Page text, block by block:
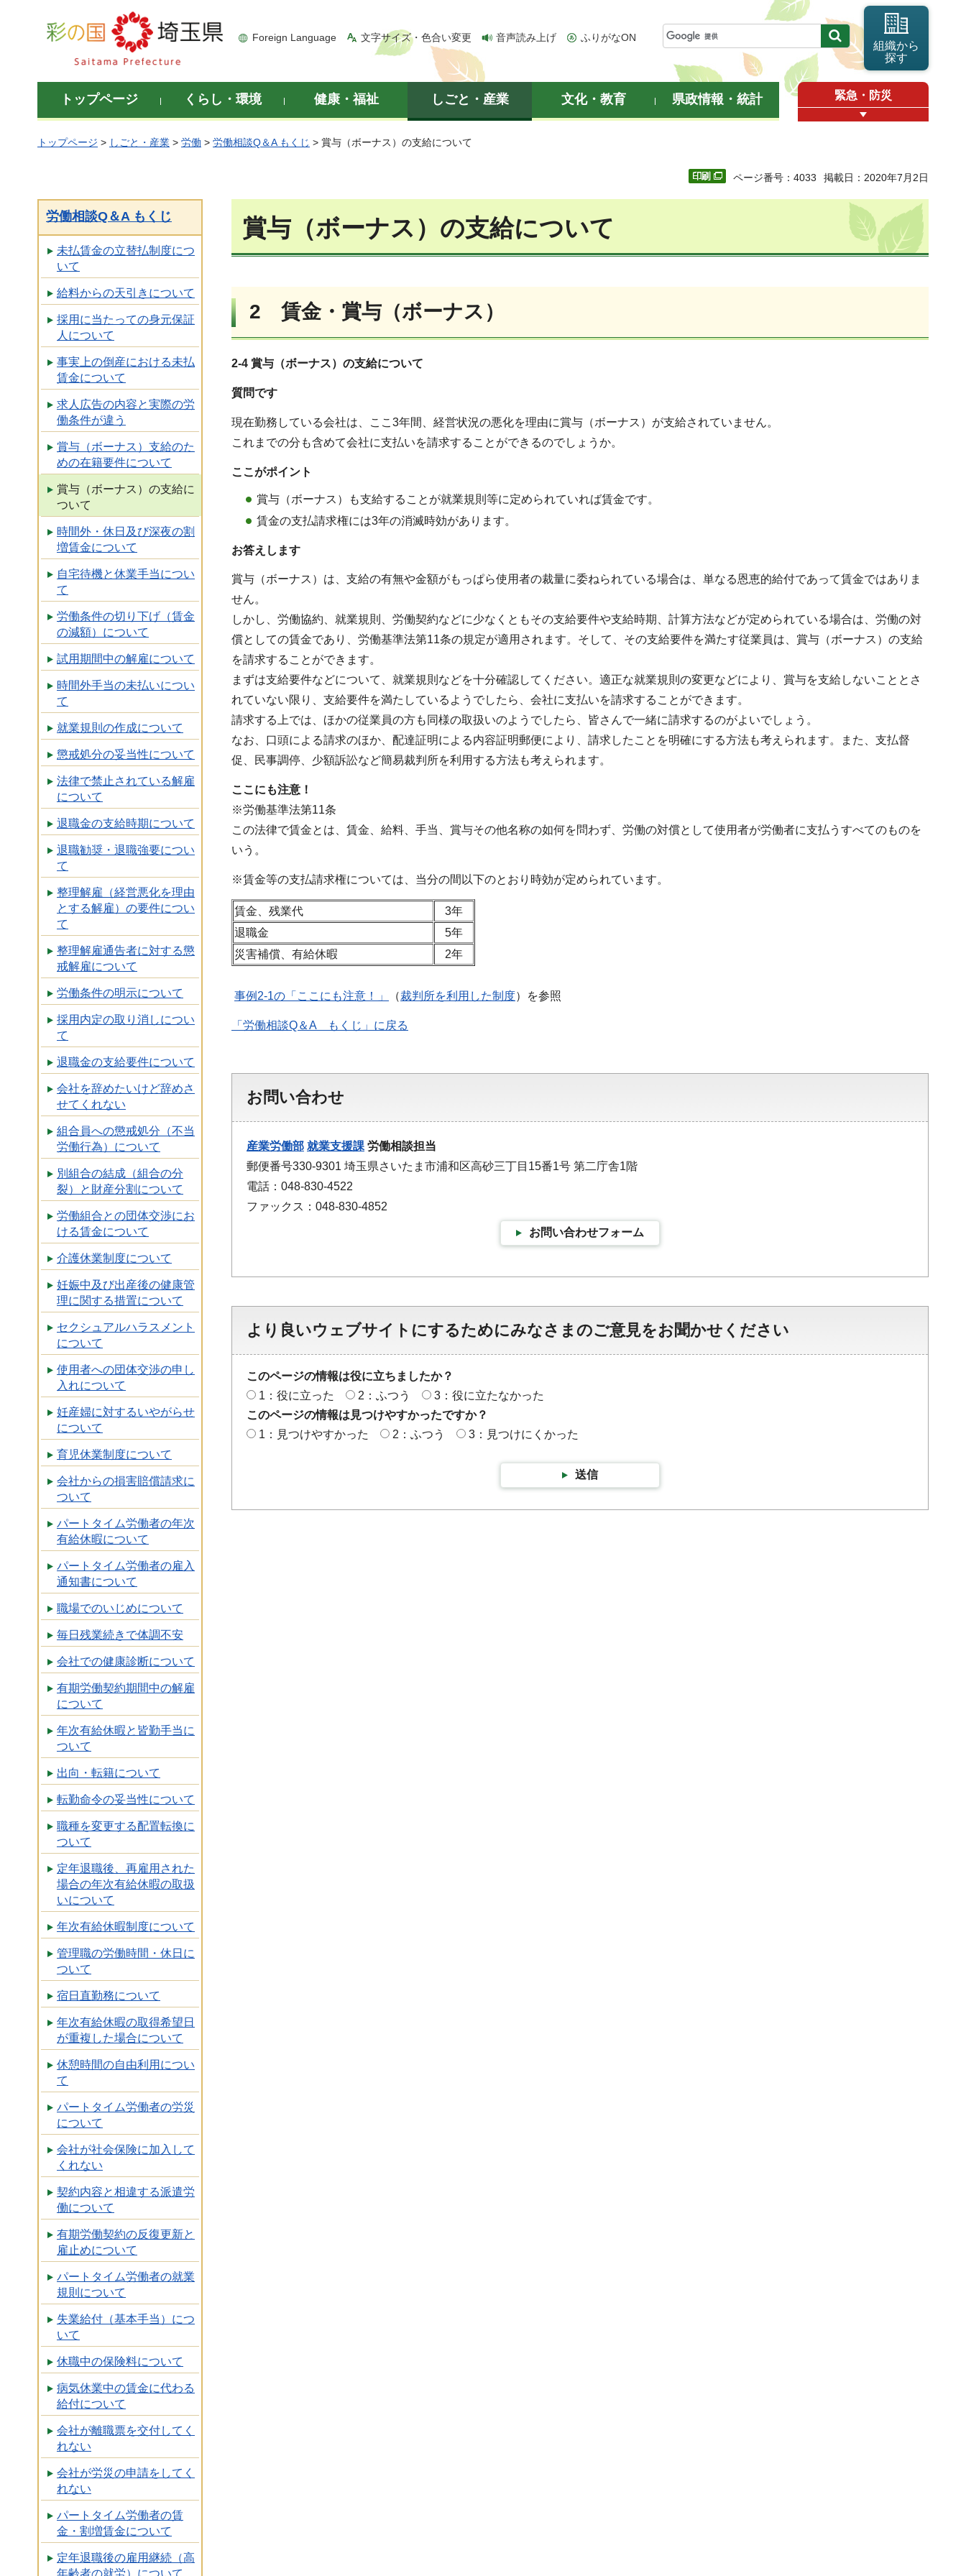
彩の国 埼玉県
Foreign Language 文字サイズ・色合い変更 音声読み上げ ふりがなON
組織から
探す
トップページ くらし・環境 健康・福祉 しごと・産業 文化・教育 県政情報・統計 緊急・防災
トップページ > しごと・産業 > 労働 > 労働相談Q＆A もくじ > 賞与（ボーナス）の支給について
ページ番号：4033 掲載日：2020年7月2日
労働相談Q＆A もくじ
未払賃金の立替払制度につ
いて
給料からの天引きについて
採用に当たっての身元保証
人について
事実上の倒産における未払
賃金について
求人広告の内容と実際の労
働条件が違う
賞与（ボーナス）支給のた
めの在籍要件について
賞与（ボーナス）の支給に
ついて
時間外・休日及び深夜の割
増賃金について
自宅待機と休業手当につい
て
労働条件の切り下げ（賃金
の減額）について
試用期間中の解雇について
時間外手当の未払いについ
て
就業規則の作成について
懲戒処分の妥当性について
法律で禁止されている解雇
について
退職金の支給時期について
退職勧奨・退職強要につい
て
整理解雇（経営悪化を理由
とする解雇）の要件につい
て
整理解雇通告者に対する懲
戒解雇について
労働条件の明示について
採用内定の取り消しについ
て
退職金の支給要件について
会社を辞めたいけど辞めさ
せてくれない
組合員への懲戒処分（不当
労働行為）について
別組合の結成（組合の分
裂）と財産分割について
労働組合との団体交渉にお
ける賃金について
介護休業制度について
妊娠中及び出産後の健康管
理に関する措置について
セクシュアルハラスメント
について
使用者への団体交渉の申し
入れについて
妊産婦に対するいやがらせ
について
育児休業制度について
会社からの損害賠償請求に
ついて
パートタイム労働者の年次
有給休暇について
パートタイム労働者の雇入
通知書について
職場でのいじめについて
毎日残業続きで体調不安
会社での健康診断について
有期労働契約期間中の解雇
について
年次有給休暇と皆勤手当に
ついて
出向・転籍について
転勤命令の妥当性について
職種を変更する配置転換に
ついて
定年退職後、再雇用された
場合の年次有給休暇の取扱
いについて
年次有給休暇制度について
管理職の労働時間・休日に
ついて
宿日直勤務について
年次有給休暇の取得希望日
が重複した場合について
休憩時間の自由利用につい
て
パートタイム労働者の労災
について
会社が社会保険に加入して
くれない
契約内容と相違する派遣労
働について
有期労働契約の反復更新と
雇止めについて
パートタイム労働者の就業
規則について
失業給付（基本手当）につ
いて
休職中の保険料について
病気休業中の賃金に代わる
給付について
会社が離職票を交付してく
れない
会社が労災の申請をしてく
れない
パートタイム労働者の賃
金・割増賃金について
定年退職後の雇用継続（高
年齢者の就労）について
賞与（ボーナス）の支給について
2 賃金・賞与（ボーナス）
2-4 賞与（ボーナス）の支給について
質問です
現在勤務している会社は、ここ3年間、経営状況の悪化を理由に賞与（ボーナス）が支給されていません。
これまでの分も含めて会社に支払いを請求することができるのでしょうか。
ここがポイント
賞与（ボーナス）も支給することが就業規則等に定められていれば賃金です。
賃金の支払請求権には3年の消滅時効があります。
お答えします
賞与（ボーナス）は、支給の有無や金額がもっぱら使用者の裁量に委ねられている場合は、単なる恩恵的給付であって賃金ではありま
せん。
しかし、労働協約、就業規則、労働契約などに少なくともその支給要件や支給時期、計算方法などが定められている場合は、労働の対
償としての賃金であり、労働基準法第11条の規定が適用されます。そして、その支給要件を満たす従業員は、賞与（ボーナス）の支給
を請求することができます。
まずは支給要件などについて、就業規則などを十分確認してください。適正な就業規則の変更などにより、賞与を支給しないこととさ
れていない限り、支給要件を満たしているようでしたら、会社に支払いを請求することができます。
請求する上では、ほかの従業員の方も同様の取扱いのようでしたら、皆さんで一緒に請求するのがよいでしょう。
なお、口頭による請求のほか、配達証明による内容証明郵便により、請求したことを明確にする方法も考えられます。また、支払督
促、民事調停、少額訴訟など簡易裁判所を利用する方法も考えられます。
ここにも注意！
※労働基準法第11条
この法律で賃金とは、賃金、給料、手当、賞与その他名称の如何を問わず、労働の対償として使用者が労働者に支払うすべてのものを
いう。
※賃金等の支払請求権については、当分の間以下のとおり時効が定められています。
賃金、残業代
3年
退職金
5年
災害補償、有給休暇
2年
事例2-1の「ここにも注意！」 （裁判所を利用した制度）を参照
「労働相談Q＆A もくじ」に戻る
お問い合わせ
産業労働部 就業支援課 労働相談担当
郵便番号330-9301 埼玉県さいたま市浦和区高砂三丁目15番1号 第二庁舎1階
電話：048-830-4522
ファックス：048-830-4852
お問い合わせフォーム
より良いウェブサイトにするためにみなさまのご意見をお聞かせください
このページの情報は役に立ちましたか？
1：役に立った
2：ふつう
3：役に立たなかった
このページの情報は見つけやすかったですか？
1：見つけやすかった
2：ふつう 3：見つけにくかった
送信